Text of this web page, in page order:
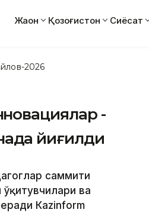
Жаҳон Қозоғистон Сиёсат
2026
-
йиғилди
саммити
ва
Кazinform